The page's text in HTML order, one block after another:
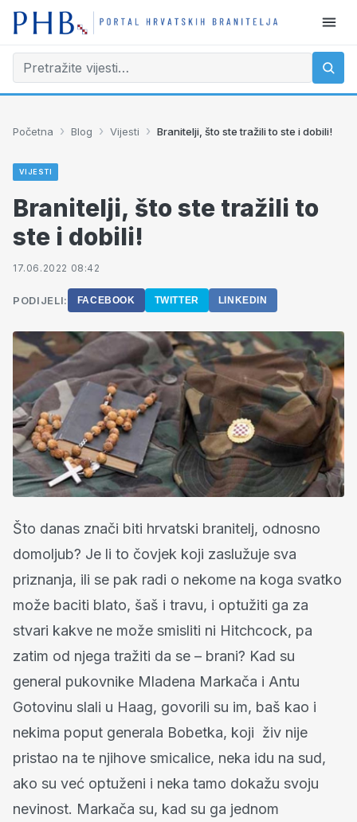
Početna › Blog › Vijesti › Branitelji, što ste tražili to ste i dobili!
VIJESTI
Branitelji, što ste tražili to
ste i dobili!
17.06.2022 08:42
PODIJELI: FACEBOOK TWITTER LINKEDIN
Što danas znači biti hrvatski branitelj, odnosno
domoljub? Je li to čovjek koji zaslužuje sva
priznanja, ili se pak radi o nekome na koga svatko
može baciti blato, šaš i travu, i optužiti ga za
stvari kakve ne može smisliti ni Hitchcock, pa
zatim od njega tražiti da se – brani? Kad su
general pukovnike Mladena Markača i Antu
Gotovinu slali u Haag, govorili su im, baš kao i
nekima poput generala Bobetka, koji živ nije
pristao na te njihove smicalice, neka idu na sud,
ako su već optuženi i neka tamo dokažu svoju
nevinost. Markača su, kad su ga jednom